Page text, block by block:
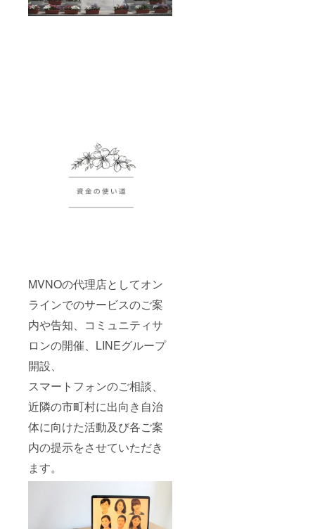
MVNOの代理店としてオン
ラインでのサービスのご案
内や告知、コミュニティサ
ロンの開催、LINEグループ
開設、
スマートフォンのご相談、
近隣の市町村に出向き自治
体に向けた活動及び各ご案
内の提示をさせていただき
ます。